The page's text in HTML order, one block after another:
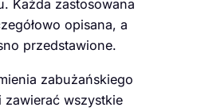
Każda zastosowana
opisana, a
przedstawione.
zabużańskiego
wszystkie